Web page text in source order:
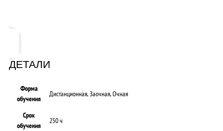
ДЕТАЛИ
Форма
обучения
Дистанционная, Заочная, Очная
Срок
обучения
250 ч